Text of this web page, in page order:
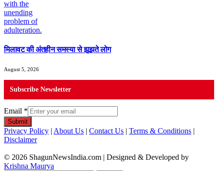
मिलावट की अंतहीन समस्या से झूझते लोग
August 5, 2026
Subscribe Newsletter
Email *
Submit
Privacy Policy | About Us | Contact Us | Terms & Conditions |
Disclaimer
© 2026 ShagunNewsIndia.com | Designed & Developed by
Krishna Maurya